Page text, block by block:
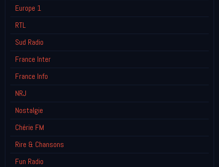
Europe 1
RTL
Sud Radio
France Inter
France Info
NRJ
Nostalgie
Chérie FM
Rire & Chansons
Fun Radio